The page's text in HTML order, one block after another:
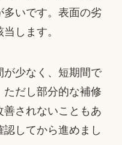
いです。表面の劣
します。
少なく、短期間で
だし部分的な補修
されないこともあ
してから進めまし